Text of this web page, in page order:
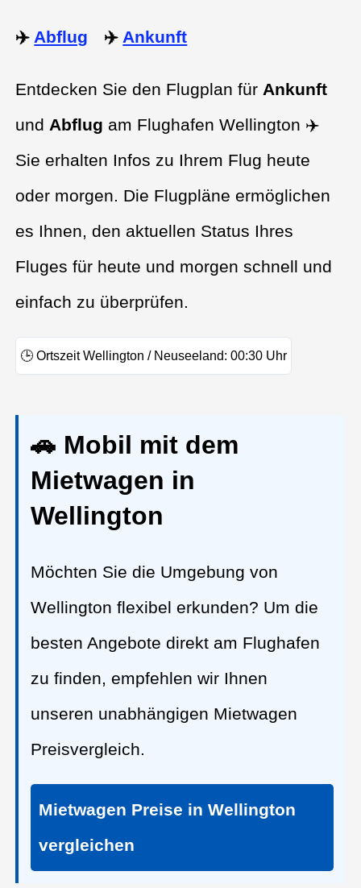
✈️ Abflug ✈️ Ankunft
Entdecken Sie den Flugplan für Ankunft
und Abflug am Flughafen Wellington ✈️
Sie erhalten Infos zu Ihrem Flug heute
oder morgen. Die Flugpläne ermöglichen
es Ihnen, den aktuellen Status Ihres
Fluges für heute und morgen schnell und
einfach zu überprüfen.
🕒 Ortszeit Wellington / Neuseeland: 00:30 Uhr
🚗 Mobil mit dem
Mietwagen in
Wellington
Möchten Sie die Umgebung von
Wellington flexibel erkunden? Um die
besten Angebote direkt am Flughafen
zu finden, empfehlen wir Ihnen
unseren unabhängigen Mietwagen
Preisvergleich.
Mietwagen Preise in Wellington
vergleichen